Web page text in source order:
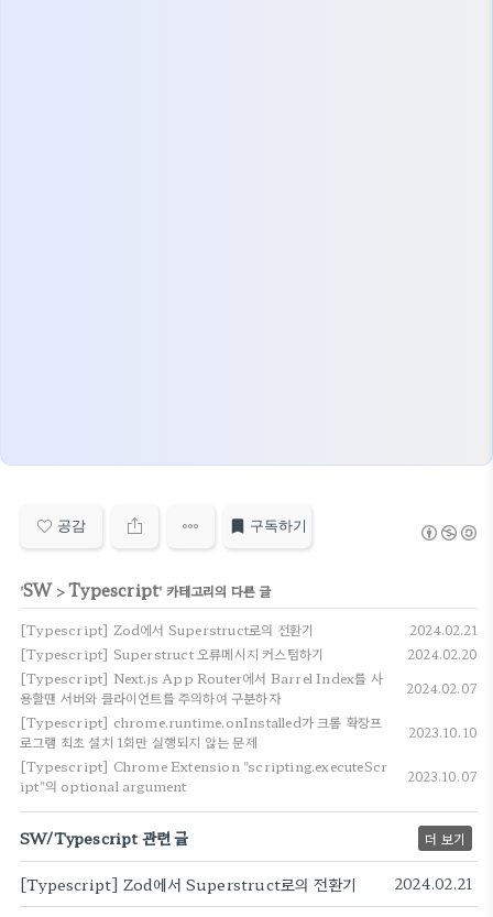
공감 구독하기
'SW>Typescript' 카테고리의 다른 글
[Typescript] Zod에서 Superstruct로의 전환기 2024.02.21
[Typescript] Superstruct 오류메시지 커스텀하기 2024.02.20
[Typescript] Next.js App Router에서 Barrel Index를 사
용할땐 서버와 클라이언트를 주의하여 구분하자
2024.02.07
[Typescript] chrome.runtime.onInstalled가 크롬 확장프
로그램 최초 설치 1회만 실행되지 않는 문제
2023.10.10
[Typescript] Chrome Extension "scripting.executeScr
ipt"의 optional argument
2023.10.07
SW/Typescript 관련 글 더 보기
[Typescript] Zod에서 Superstruct로의 전환기 2024.02.21